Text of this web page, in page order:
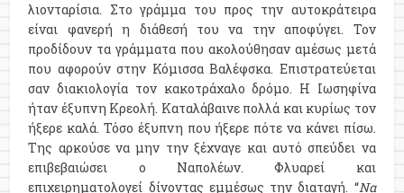
λιονταρίσια. Στο γράμμα του προς την αυτοκράτειρα
είναι φανερή η διάθεσή του να την αποφύγει. Τον
προδίδουν τα γράμματα που ακολούθησαν αμέσως μετά
που αφορούν στην Κόμισσα Βαλέφσκα. Επιστρατεύεται
σαν διακιολογία τον κακοτράχαλο δρόμο. Η Ιωσηφίνα
ήταν έξυπνη Κρεολή. Καταλάβαινε πολλά και κυρίως τον
ήξερε καλά. Τόσο έξυπνη που ήξερε πότε να κάνει πίσω.
Της αρκούσε να μην την ξέχναγε και αυτό σπεύδει να
επιβεβαιώσει ο Ναπολέων. Φλυαρεί και
επιχειρηματολογεί δίνοντας εμμέσως την διαταγή. “Να